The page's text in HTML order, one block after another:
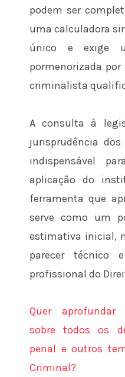
podem ser
uma calculadora
único e exige
pormenorizada
criminalista
A consulta à
jurisprudência
indispensável
aplicação do
ferramenta que
serve como um
estimativa inicial,
parecer técnico
profissional do
Quer aprofundar
sobre todos os
penal e outros
Criminal?